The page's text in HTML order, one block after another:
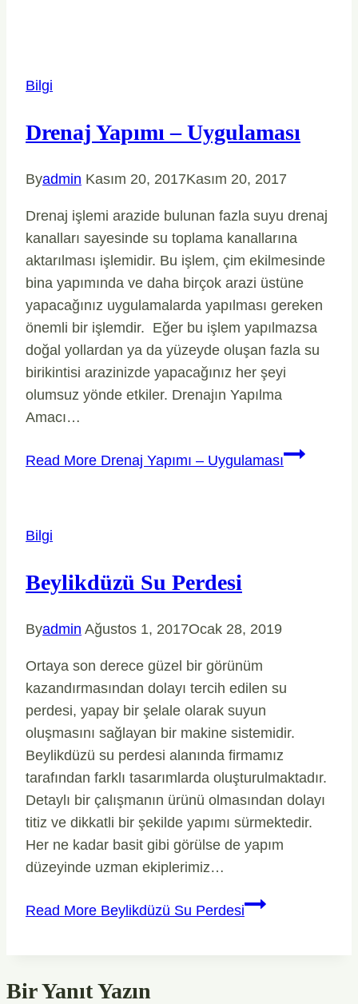
Bilgi
Drenaj Yapımı – Uygulaması
Byadmin Kasım 20, 2017Kasım 20, 2017
Drenaj işlemi arazide bulunan fazla suyu drenaj
kanalları sayesinde su toplama kanallarına
aktarılması işlemidir. Bu işlem, çim ekilmesinde
bina yapımında ve daha birçok arazi üstüne
yapacağınız uygulamalarda yapılması gereken
önemli bir işlemdir. Eğer bu işlem yapılmazsa
doğal yollardan ya da yüzeyde oluşan fazla su
birikintisi arazinizde yapacağınız her şeyi
olumsuz yönde etkiler. Drenajın Yapılma
Amacı…
Read More Drenaj Yapımı – Uygulaması
Bilgi
Beylikdüzü Su Perdesi
Byadmin Ağustos 1, 2017Ocak 28, 2019
Ortaya son derece güzel bir görünüm
kazandırmasından dolayı tercih edilen su
perdesi, yapay bir şelale olarak suyun
oluşmasını sağlayan bir makine sistemidir.
Beylikdüzü su perdesi alanında firmamız
tarafından farklı tasarımlarda oluşturulmaktadır.
Detaylı bir çalışmanın ürünü olmasından dolayı
titiz ve dikkatli bir şekilde yapımı sürmektedir.
Her ne kadar basit gibi görülse de yapım
düzeyinde uzman ekiplerimiz…
Read More Beylikdüzü Su Perdesi
Bir Yanıt Yazın